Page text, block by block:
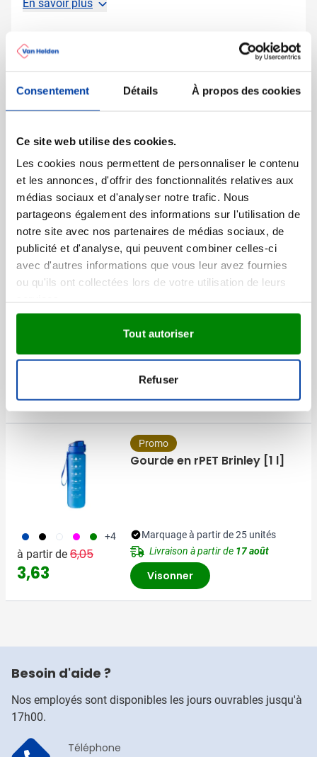
Consentement Détails À propos des cookies
Ce site web utilise des cookies.
Les cookies nous permettent de personnaliser le contenu
et les annonces, d'offrir des fonctionnalités relatives aux
médias sociaux et d'analyser notre trafic. Nous
partageons également des informations sur l'utilisation de
notre site avec nos partenaires de médias sociaux, de
publicité et d'analyse, qui peuvent combiner celles-ci
avec d'autres informations que vous leur avez fournies
ou qu'ils ont collectées lors de votre utilisation de leurs
Tout autoriser
Refuser
En savoir plus
Plus d'information
Numéro d'article
94 gramme(s)
Grammage
150 gr/m²
D'autres ont aussi regardé
à partir de 2,72
Meilleure vente
Marquage à partir de 30 unités
Livraison à partir de
Visonner
023 001 970 046 004 +4
à partir de Prix normal
6,05 Prix spécial
3,63
Promo
Gourde en rPET Brinley [1 l]
Marquage à partir de 25 unités
Livraison à partir de 17 août
Visonner
Besoin d'aide ?
Nos employés sont disponibles les jours ouvrables jusqu'à
17h00.
Téléphone